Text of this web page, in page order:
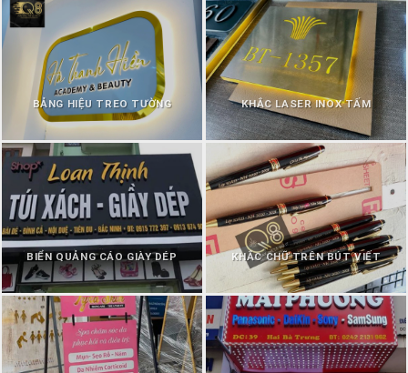
BẢNG HIỆU TREO TƯỜNG KHẮC LASER INOX TẤM
BIỂN QUẢNG CÁO GIÀY DÉP KHẮC CHỮ TRÊN BÚT VIẾT